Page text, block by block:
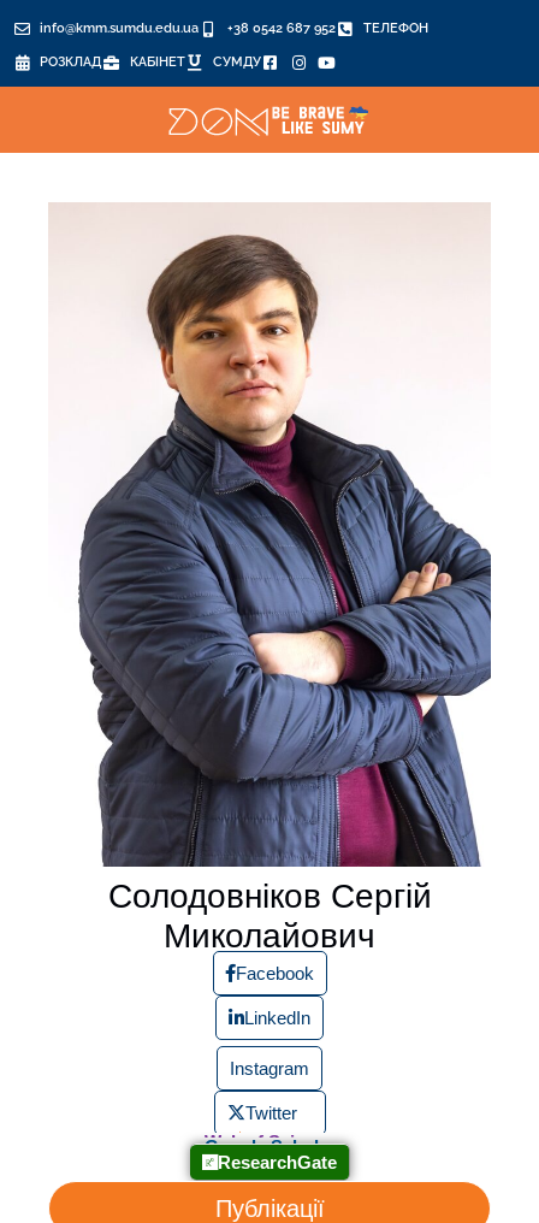
info@kmm.sumdu.edu.ua +38 0542 687 952 ТЕЛЕФОН
РОЗКЛАД КАБІНЕТ СУМДУ
Солодовніков Сергій
Миколайович
Facebook
LinkedIn
Instagram
Twitter
Scopus
ORCID
Web of Science
Google Scholar
ResearchGate
Публікації